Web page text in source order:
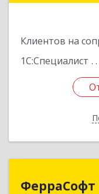
Клиентов на
1С:Специалист
ФерраСофт